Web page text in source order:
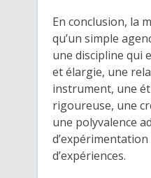
En conclusion, la
qu’un simple
une discipline qui
et élargie, une
instrument, une
rigoureuse, une
une polyvalence
d’expériences.